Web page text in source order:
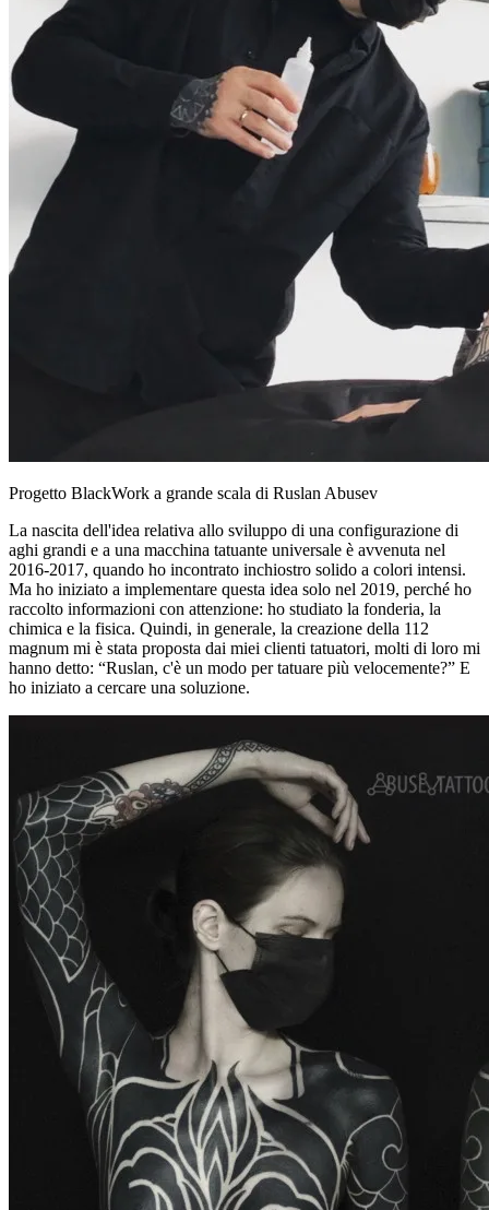
Progetto BlackWork a grande scala di Ruslan Abusev
La nascita dell'idea relativa allo sviluppo di una configurazione di
aghi grandi e a una macchina tatuante universale è avvenuta nel
2016-2017, quando ho incontrato inchiostro solido a colori intensi.
Ma ho iniziato a implementare questa idea solo nel 2019, perché ho
raccolto informazioni con attenzione: ho studiato la fonderia, la
chimica e la fisica. Quindi, in generale, la creazione della 112
magnum mi è stata proposta dai miei clienti tatuatori, molti di loro mi
hanno detto: “Ruslan, c'è un modo per tatuare più velocemente?” E
ho iniziato a cercare una soluzione.